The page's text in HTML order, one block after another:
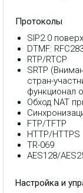
Протоколы
SIP2.0
DTMF:
RTP/RTCP
SRTP
стран-
функционал
Обход NAT
FTP/TFTP
HTTP/HTTPS
TR-069
AES128/
Настройка и